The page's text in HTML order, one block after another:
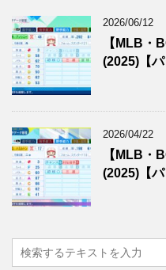
2026/06/12
【MLB・
(2025)【
2026/04/22
【MLB・
(2025)【